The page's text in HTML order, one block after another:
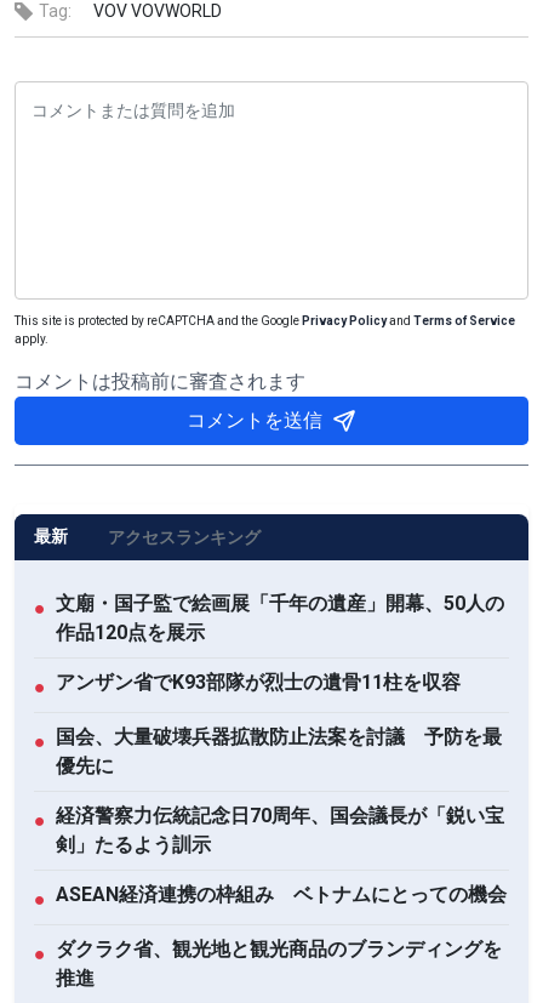
Tag: VOVVOVWORLD
This site is protected by reCAPTCHA and the Google Privacy Policyand Terms of Service
apply.
コメントは投稿前に審査されます
コメントを送信
最新 アクセスランキング
● 文廟・国子監で絵画展「千年の遺産」開幕、50人の
作品120点を展示
● アンザン省でK93部隊が烈士の遺骨11柱を収容
●
国会、大量破壊兵器拡散防止法案を討議 予防を最
優先に
● 経済警察力伝統記念日70周年、国会議長が「鋭い宝
剣」たるよう訓示
● ASEAN経済連携の枠組み ベトナムにとっての機会
● ダクラク省、観光地と観光商品のブランディングを
推進